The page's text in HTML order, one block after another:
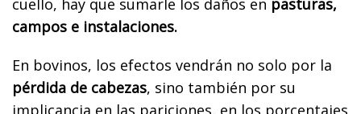
cuello, hay que sumarle los daños en pasturas,
campos e instalaciones.
En bovinos, los efectos vendrán no solo por la
pérdida de cabezas, sino también por su
implicancia en las pariciones, en los porcentajes